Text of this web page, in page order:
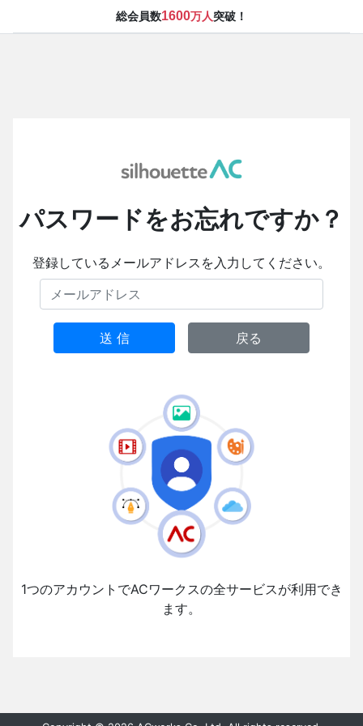
総会員数1600万人突破！
パスワードをお忘れですか？
登録しているメールアドレスを入力してください。
送 信 戻る
1つのアカウントでACワークスの全サービスが利用でき
ます。